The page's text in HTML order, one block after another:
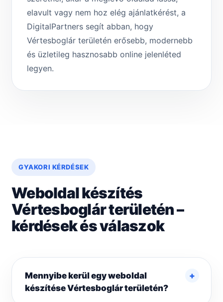
elavult vagy nem hoz elég ajánlatkérést, a
DigitalPartners segít abban, hogy
Vértesboglár területén erősebb, modernebb
és üzletileg hasznosabb online jelenléted
legyen.
GYAKORI KÉRDÉSEK
Weboldal készítés
Vértesboglár területén –
kérdések és válaszok
Mennyibe kerül egy weboldal
készítése Vértesboglár területén?